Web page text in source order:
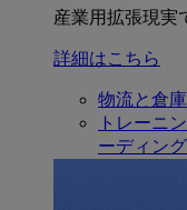
産業用拡張現実
詳細はこちら
物流と倉庫
トレーニ
ーディン